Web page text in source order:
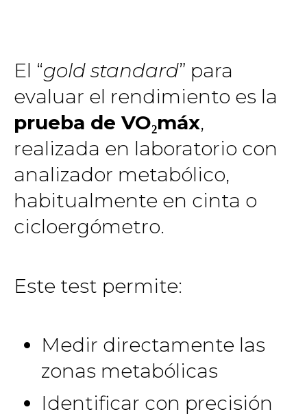
El “gold standard” para
evaluar el rendimiento es la
prueba de VO₂máx,
realizada en laboratorio con
analizador metabólico,
habitualmente en cinta o
cicloergómetro.
Este test permite:
Medir directamente las
zonas metabólicas
Identificar con precisión